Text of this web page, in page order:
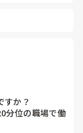
病院なども求
ます。（お給
。施設は待機
のがいいよな
かったしなぁと
す。
すが、少しで
すか？
分位の職場で働
ことはないん